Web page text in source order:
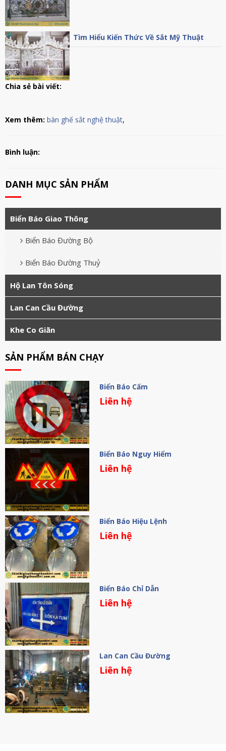
Tìm Hiểu Kiến Thức Về Sắt Mỹ Thuật
Chia sẻ bài viết:
Xem thêm: bàn ghế sắt nghệ thuật,
Bình luận:
DANH MỤC SẢN PHẨM
Biển Báo Giao Thông
Biển Báo Đường Bộ
Biển Báo Đường Thuỷ
Hộ Lan Tôn Sóng
Lan Can Cầu Đường
Khe Co Giãn
SẢN PHẨM BÁN CHẠY
Biển Báo Cấm
Liên hệ
Biển Báo Nguy Hiểm
Liên hệ
Biển Báo Hiệu Lệnh
Liên hệ
Biển Báo Chỉ Dẫn
Liên hệ
Lan Can Cầu Đường
Liên hệ